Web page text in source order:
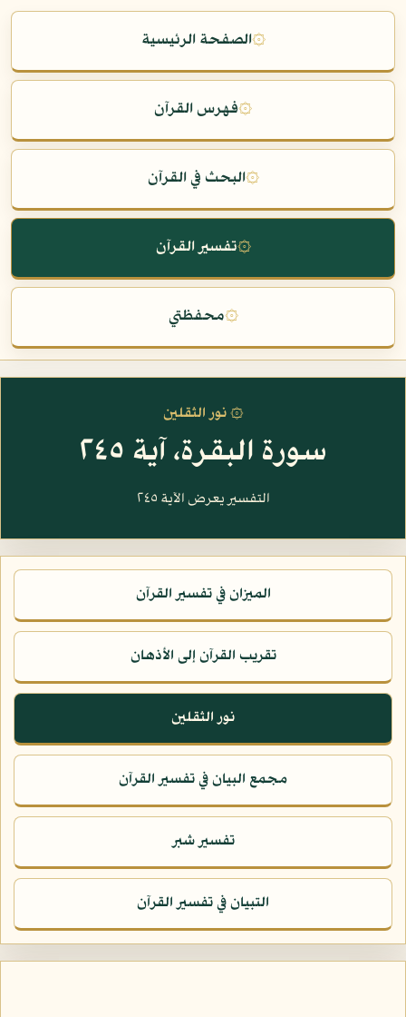
۞الصفحة الرئيسية
۞فهرس القرآن
۞البحث في القرآن
۞تفسير القرآن
۞محفظتي
۞ نور الثقلين
سورة البقرة، آية ٢٤٥
التفسير يعرض الآية ٢٤٥
الميزان في تفسير القرآن
تقريب القرآن إلى الأذهان
نور الثقلين
مجمع البيان في تفسير القرآن
تفسير شبر
التبيان في تفسير القرآن